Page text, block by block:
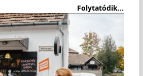
Folytatódik...